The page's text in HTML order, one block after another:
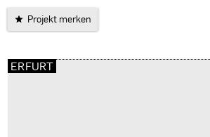
Projekt merken
ERFURT